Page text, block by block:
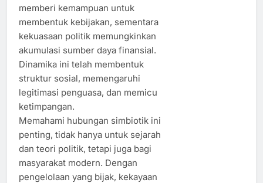
memberi kemampuan untuk
membentuk kebijakan, sementara
kekuasaan politik memungkinkan
akumulasi sumber daya finansial.
Dinamika ini telah membentuk
struktur sosial, memengaruhi
legitimasi penguasa, dan memicu
ketimpangan.
Memahami hubungan simbiotik ini
penting, tidak hanya untuk sejarah
dan teori politik, tetapi juga bagi
masyarakat modern. Dengan
pengelolaan yang bijak, kekayaan